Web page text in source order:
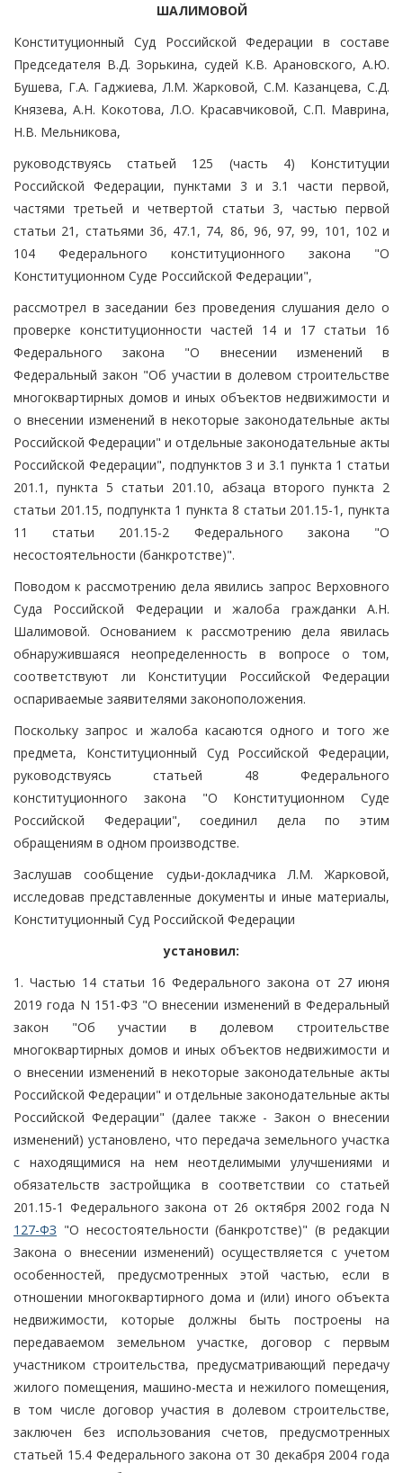
ШАЛИМОВОЙ
Конституционный Суд Российской Федерации в составе
Председателя В.Д. Зорькина, судей К.В. Арановского, А.Ю.
Бушева, Г.А. Гаджиева, Л.М. Жарковой, С.М. Казанцева, С.Д.
Князева, А.Н. Кокотова, Л.О. Красавчиковой, С.П. Маврина,
Н.В. Мельникова,
руководствуясь статьей 125 (часть 4) Конституции
Российской Федерации, пунктами 3 и 3.1 части первой,
частями третьей и четвертой статьи 3, частью первой
статьи 21, статьями 36, 47.1, 74, 86, 96, 97, 99, 101, 102 и
104 Федерального конституционного закона "О
Конституционном Суде Российской Федерации",
рассмотрел в заседании без проведения слушания дело о
проверке конституционности частей 14 и 17 статьи 16
Федерального закона "О внесении изменений в
Федеральный закон "Об участии в долевом строительстве
многоквартирных домов и иных объектов недвижимости и
о внесении изменений в некоторые законодательные акты
Российской Федерации" и отдельные законодательные акты
Российской Федерации", подпунктов 3 и 3.1 пункта 1 статьи
201.1, пункта 5 статьи 201.10, абзаца второго пункта 2
статьи 201.15, подпункта 1 пункта 8 статьи 201.15-1, пункта
11 статьи 201.15-2 Федерального закона "О
несостоятельности (банкротстве)".
Поводом к рассмотрению дела явились запрос Верховного
Суда Российской Федерации и жалоба гражданки А.Н.
Шалимовой. Основанием к рассмотрению дела явилась
обнаружившаяся неопределенность в вопросе о том,
соответствуют ли Конституции Российской Федерации
оспариваемые заявителями законоположения.
Поскольку запрос и жалоба касаются одного и того же
предмета, Конституционный Суд Российской Федерации,
руководствуясь статьей 48 Федерального
конституционного закона "О Конституционном Суде
Российской Федерации", соединил дела по этим
обращениям в одном производстве.
Заслушав сообщение судьи-докладчика Л.М. Жарковой,
исследовав представленные документы и иные материалы,
Конституционный Суд Российской Федерации
установил:
1. Частью 14 статьи 16 Федерального закона от 27 июня
2019 года N 151-ФЗ "О внесении изменений в Федеральный
закон "Об участии в долевом строительстве
многоквартирных домов и иных объектов недвижимости и
о внесении изменений в некоторые законодательные акты
Российской Федерации" и отдельные законодательные акты
Российской Федерации" (далее также - Закон о внесении
изменений) установлено, что передача земельного участка
с находящимися на нем неотделимыми улучшениями и
обязательств застройщика в соответствии со статьей
201.15-1 Федерального закона от 26 октября 2002 года N
127-ФЗ "О несостоятельности (банкротстве)" (в редакции
Закона о внесении изменений) осуществляется с учетом
особенностей, предусмотренных этой частью, если в
отношении многоквартирного дома и (или) иного объекта
недвижимости, которые должны быть построены на
передаваемом земельном участке, договор с первым
участником строительства, предусматривающий передачу
жилого помещения, машино-места и нежилого помещения,
в том числе договор участия в долевом строительстве,
заключен без использования счетов, предусмотренных
статьей 15.4 Федерального закона от 30 декабря 2004 года